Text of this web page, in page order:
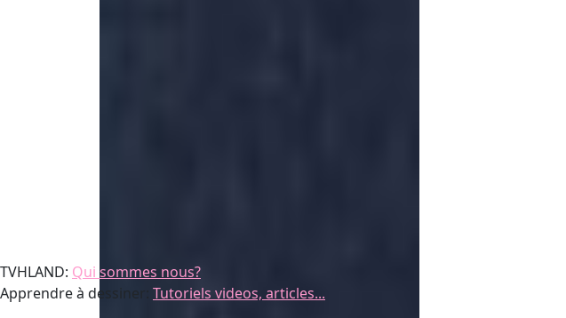
TVHLAND: Qui sommes nous?
Apprendre à dessiner: Tutoriels videos, articles...